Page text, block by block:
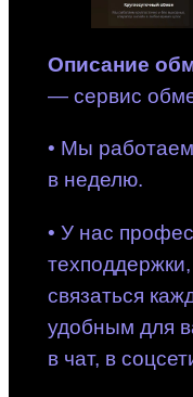
Описание
— сервис
• Мы
в неделю.
• У нас
связаться
удобным для
в чат, в